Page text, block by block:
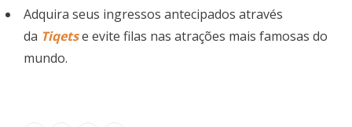
Adquira seus ingressos antecipados através
da Tiqetse evite filas nas atrações mais famosas do
mundo.